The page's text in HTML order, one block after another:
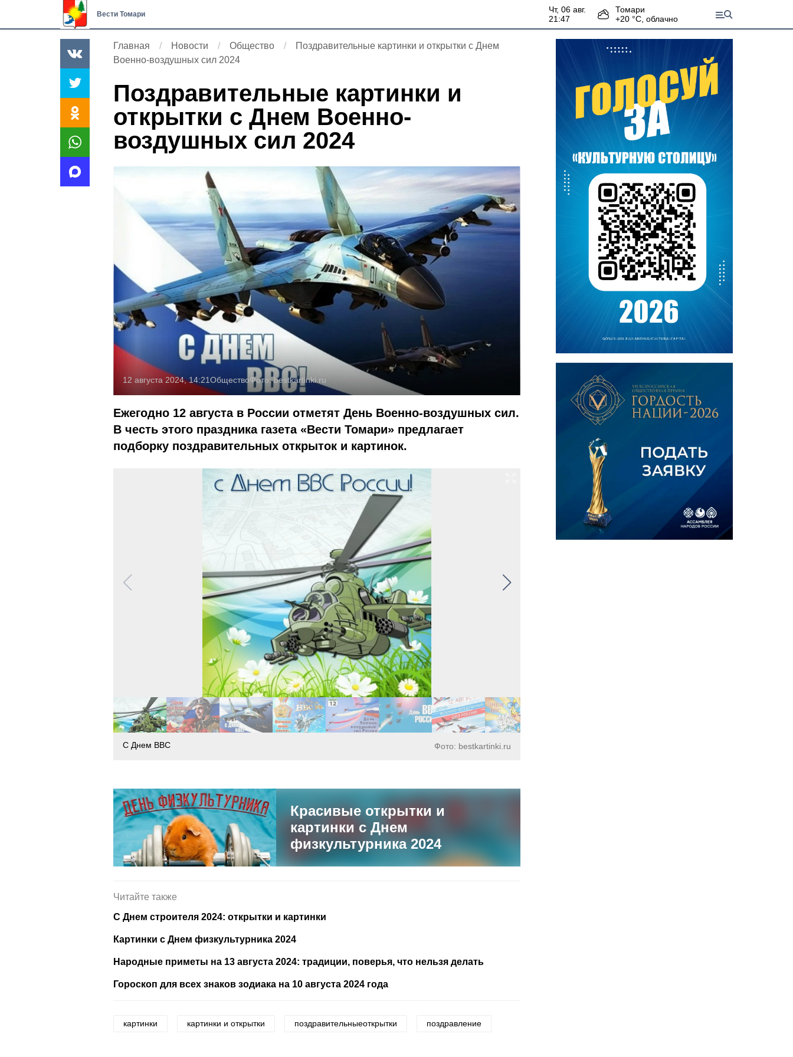
Вести Томари
чт, 06 авг.
21:47
Томари
+20 °С, облачно
Главная Новости Общество
Поздравительные картинки и открытки с Днем
Военно-воздушных сил 2024
Поздравительные картинки и
открытки с Днем Военно-
воздушных сил 2024
12 августа 2024, 14:21ОбществоФото:bestkartinki.ru
Ежегодно 12 августа в России отметят День Военно-воздушных сил.
В честь этого праздника газета «Вести Томари» предлагает
подборку поздравительных открыток и картинок.
С Днем ВВС Фото: bestkartinki.ru
Красивые открытки и
картинки с Днем
физкультурника 2024
Читайте также
С Днем строителя 2024: открытки и картинки
Картинки с Днем физкультурника 2024
Народные приметы на 13 августа 2024: традиции, поверья, что нельзя делать
Гороскоп для всех знаков зодиака на 10 августа 2024 года
картинки картинки и открытки поздравительныеоткрытки поздравление